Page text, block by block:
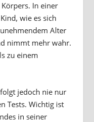
In einer
wie es sich
Alter
nimmt mehr wahr.
zu einem
jedoch nie nur
Tests. Wichtig ist
in seiner